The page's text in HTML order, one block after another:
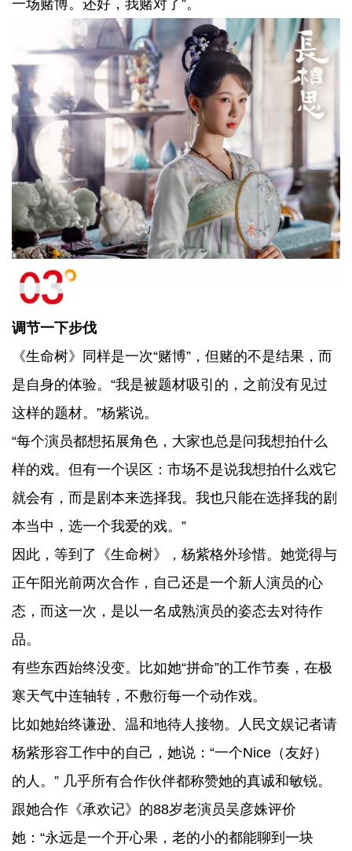
一场赌博。还好，我赌对了”。
调节一下步伐
《生命树》同样是一次“赌博”，但赌的不是结果，而
是自身的体验。“我是被题材吸引的，之前没有见过
这样的题材。”杨紫说。
“每个演员都想拓展角色，大家也总是问我想拍什么
样的戏。但有一个误区：市场不是说我想拍什么戏它
就会有，而是剧本来选择我。我也只能在选择我的剧
本当中，选一个我爱的戏。”
因此，等到了《生命树》，杨紫格外珍惜。她觉得与
正午阳光前两次合作，自己还是一个新人演员的心
态，而这一次，是以一名成熟演员的姿态去对待作
品。
有些东西始终没变。比如她“拼命”的工作节奏，在极
寒天气中连轴转，不敷衍每一个动作戏。
比如她始终谦逊、温和地待人接物。人民文娱记者请
杨紫形容工作中的自己，她说：“一个Nice（友好）
的人。” 几乎所有合作伙伴都称赞她的真诚和敏锐。
跟她合作《承欢记》的88岁老演员吴彦姝评价
她：“永远是一个开心果，老的小的都能聊到一块